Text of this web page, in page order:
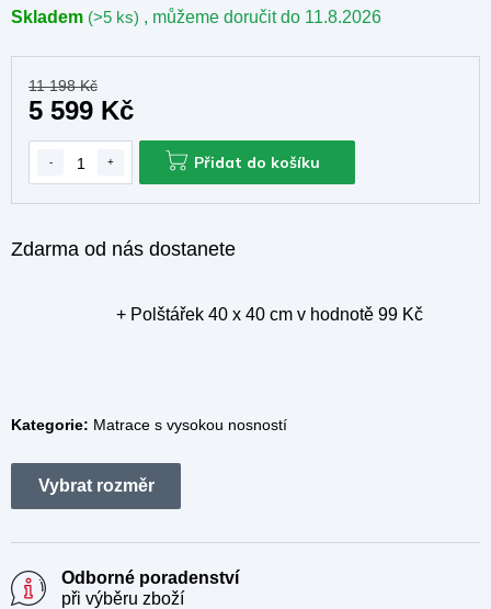
Skladem (>5 ks) , můžeme doručit do 11.8.2026
Zdarma od nás dostanete
+ Polštářek 40 x 40 cm v hodnotě 99 Kč
Kategorie: Matrace s vysokou nosností
11 198 Kč
5 599 Kč
Přidat do košíku
Odborné poradenství
při výběru zboží